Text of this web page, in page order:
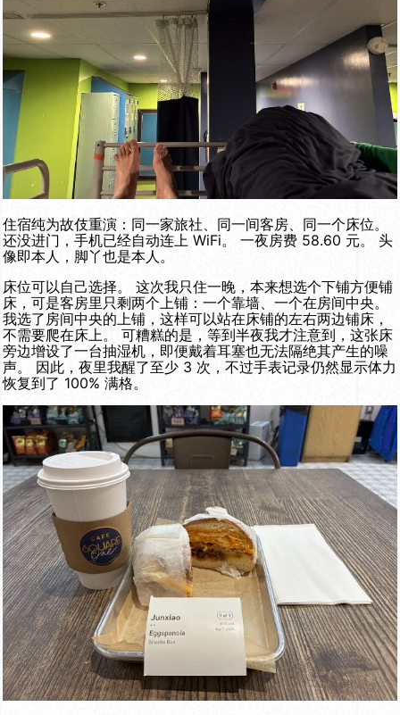
住宿纯为故伎重演：同一家旅社、同一间客房、同一个床位。
还没进门，手机已经自动连上 WiFi。 一夜房费 58.60 元。 头
像即本人，脚丫也是本人。
床位可以自己选择。 这次我只住一晚，本来想选个下铺方便铺
床，可是客房里只剩两个上铺：一个靠墙、一个在房间中央。
我选了房间中央的上铺，这样可以站在床铺的左右两边铺床，
不需要爬在床上。 可糟糕的是，等到半夜我才注意到，这张床
旁边增设了一台抽湿机，即便戴着耳塞也无法隔绝其产生的噪
声。 因此，夜里我醒了至少 3 次，不过手表记录仍然显示体力
恢复到了 100% 满格。